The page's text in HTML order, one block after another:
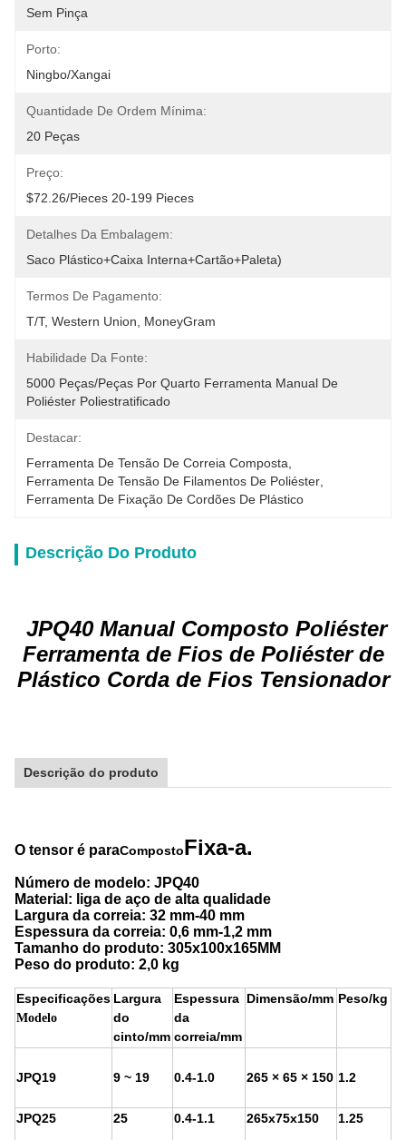
Sem Pinça
Porto:
Ningbo/Xangai
Quantidade De Ordem Mínima:
20 Peças
Preço:
$72.26/pieces 20-199 Pieces
Detalhes Da Embalagem:
Saco Plástico+caixa Interna+cartão+paleta)
Termos De Pagamento:
T/T, Western Union, MoneyGram
Habilidade Da Fonte:
5000 Peças/peças Por Quarto Ferramenta Manual De
Poliéster Poliestratificado
Destacar:
Ferramenta De Tensão De Correia Composta
Ferramenta De Tensão De Filamentos De Poliéster
Ferramenta De Fixação De Cordões De Plástico
Descrição Do Produto
JPQ40 Manual Composto Poliéster
Ferramenta de Fios de Poliéster de
Plástico Corda de Fios Tensionador
Descrição do produto
O tensor é paraCompostoFixa-a.
Número de modelo: JPQ40
Material: liga de aço de alta qualidade
Largura da correia: 32 mm-40 mm
Espessura da correia: 0,6 mm-1,2 mm
Tamanho do produto: 305x100x165MM
Peso do produto: 2,0 kg
Especificações
Modelo
Largura
do
cinto/mm
Espessura
da
correia/mm
Dimensão/mm Peso/kg
JPQ19 9 ~ 19 0.4-1.0 265 × 65 × 150 1.2
JPQ25 25 0.4-1.1 265x75x150 1.25